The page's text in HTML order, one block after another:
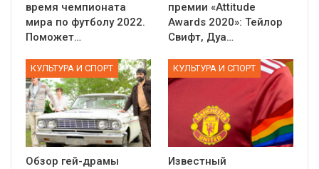
время чемпионата
мира по футболу 2022.
Поможет…
премии «Attitude
Awards 2020»: Тейлор
Свифт, Дуа…
КУЛЬТУРА И СПОРТ
Обзор гей-драмы
КУЛЬТУРА И СПОРТ
Известный